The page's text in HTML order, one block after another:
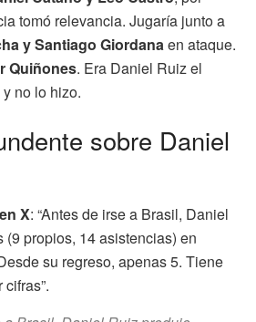
tomó relevancia. Jugaría junto a
y Santiago Giordana en ataque.
Quiñones. Era Daniel Ruiz el
no lo hizo.
sobre Daniel
X: “Antes de irse a Brasil, Daniel
propios, 14 asistencias) en
su regreso, apenas 5. Tiene